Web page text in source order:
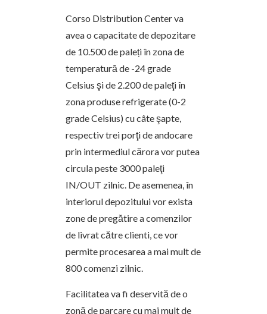
Corso Distribution Center va
avea o capacitate de depozitare
de 10.500 de paleți în zona de
temperatură de -24 grade
Celsius şi de 2.200 de paleţi în
zona produse refrigerate (0-2
grade Celsius) cu câte şapte,
respectiv trei porţi de andocare
prin intermediul cărora vor putea
circula peste 3000 paleţi
IN/OUT zilnic. De asemenea, în
interiorul depozitului vor exista
zone de pregătire a comenzilor
de livrat către clienti, ce vor
permite procesarea a mai mult de
800 comenzi zilnic.
Facilitatea va fi deservită de o
zonă de parcare cu mai mult de